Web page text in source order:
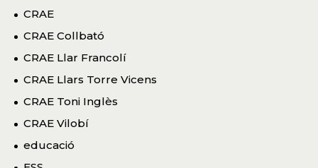
CRAE
CRAE Collbató
CRAE Llar Francolí
CRAE Llars Torre Vicens
CRAE Toni Inglès
CRAE Vilobí
educació